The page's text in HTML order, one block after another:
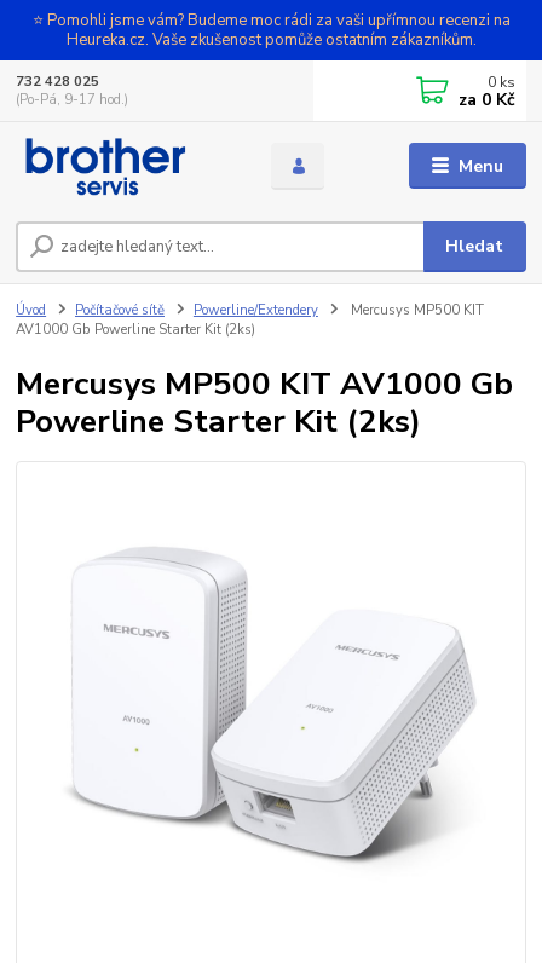
⭐ Pomohli jsme vám? Budeme moc rádi za vaši upřímnou recenzi na
Heureka.cz. Vaše zkušenost pomůže ostatním zákazníkům.
Menu
Hledat
732 428 025
(Po-Pá, 9-17 hod.)
0 ks
za 0 Kč
Úvod Počítačové sítě Powerline/Extendery
Mercusys MP500 KIT
AV1000 Gb Powerline Starter Kit (2ks)
Mercusys MP500 KIT AV1000 Gb
Powerline Starter Kit (2ks)